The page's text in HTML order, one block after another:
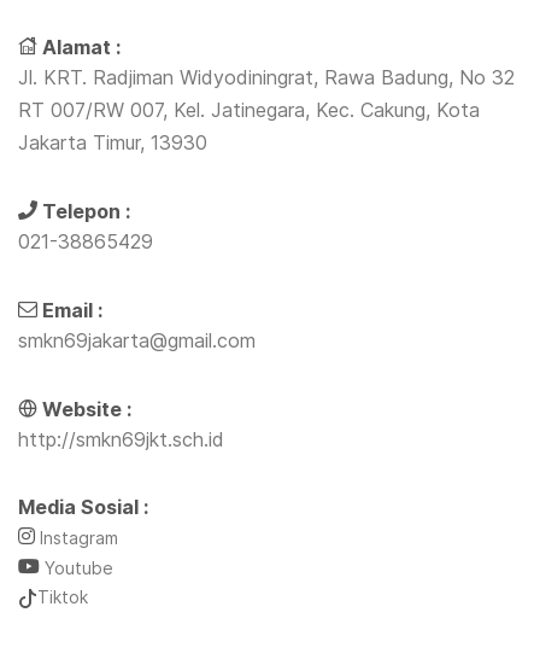
Alamat :
Jl. KRT. Radjiman Widyodiningrat, Rawa Badung, No 32
RT 007/RW 007, Kel. Jatinegara, Kec. Cakung, Kota
Jakarta Timur, 13930
Telepon :
021-38865429
Email :
smkn69jakarta@gmail.com
Website :
http://smkn69jkt.sch.id
Media Sosial :
Instagram
Youtube
Tiktok